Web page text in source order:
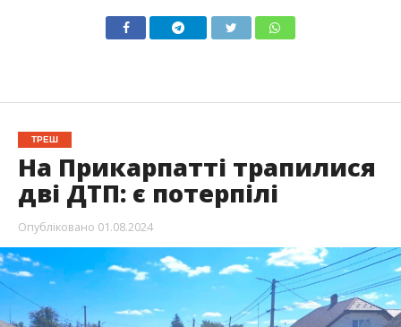
ТРЕШ
На Прикарпатті трапилися
дві ДТП: є потерпілі
Опубліковано 01.08.2024